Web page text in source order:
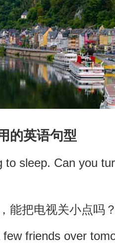
的英语句型
to sleep. Can you
能把电视关小点吗
few friends over